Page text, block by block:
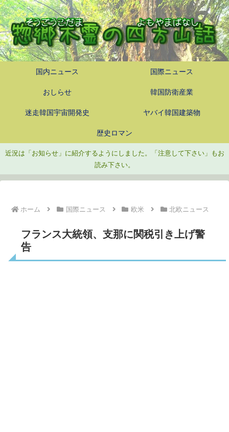
国内ニュース 国際ニュース
おしらせ 韓国防衛産業
迷走韓国宇宙開発史 ヤバイ韓国建築物
歴史ロマン
近況は「お知らせ」に紹介するようにしました。「注意して下さい」もお
読み下さい。
ホーム 国際ニュース 欧米 北欧ニュース
フランス大統領、支那に関税引き上げ警
告